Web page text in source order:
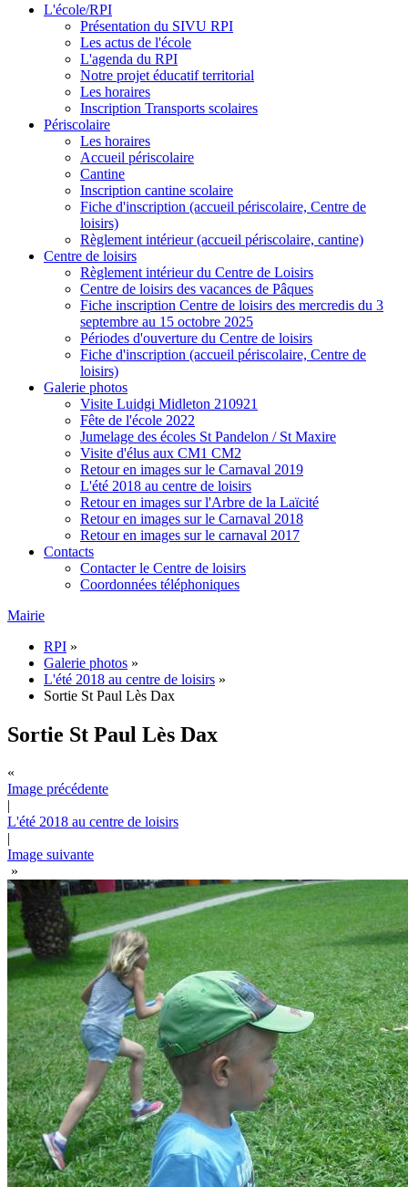
L'école/RPI
Présentation du SIVU RPI
Les actus de l'école
L'agenda du RPI
Notre projet éducatif territorial
Les horaires
Inscription Transports scolaires
Périscolaire
Les horaires
Accueil périscolaire
Cantine
Inscription cantine scolaire
Fiche d'inscription (accueil périscolaire, Centre de
loisirs)
Règlement intérieur (accueil périscolaire, cantine)
Centre de loisirs
Règlement intérieur du Centre de Loisirs
Centre de loisirs des vacances de Pâques
Fiche inscription Centre de loisirs des mercredis du 3
septembre au 15 octobre 2025
Périodes d'ouverture du Centre de loisirs
Fiche d'inscription (accueil périscolaire, Centre de
loisirs)
Galerie photos
Visite Luidgi Midleton 210921
Fête de l'école 2022
Jumelage des écoles St Pandelon / St Maxire
Visite d'élus aux CM1 CM2
Retour en images sur le Carnaval 2019
L'été 2018 au centre de loisirs
Retour en images sur l'Arbre de la Laïcité
Retour en images sur le Carnaval 2018
Retour en images sur le carnaval 2017
Contacts
Contacter le Centre de loisirs
Coordonnées téléphoniques
Mairie
RPI »
Galerie photos »
L'été 2018 au centre de loisirs »
Sortie St Paul Lès Dax
Sortie St Paul Lès Dax
«
Image précédente
|
L'été 2018 au centre de loisirs
|
Image suivante
»